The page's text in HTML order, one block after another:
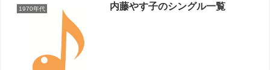
1970年代 内藤やす子のシングル一覧